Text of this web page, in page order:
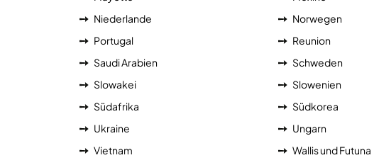
Niederlande
Norwegen
Portugal
Reunion
Saudi Arabien
Schweden
Slowakei
Slowenien
Südafrika
Südkorea
Ukraine
Ungarn
Vietnam
Wallis und Futuna